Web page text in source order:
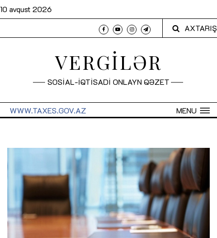
10 avqust 2026
AXTARIŞ
VERGİLƏR
SOSİAL-İQTİSADİ ONLAYN QƏZET
MENU
WWW.TAXES.GOV.AZ